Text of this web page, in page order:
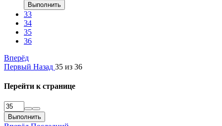
Выполнить
33
34
35
36
Вперёд
Первый Назад 35 из 36
Перейти к странице
Выполнить